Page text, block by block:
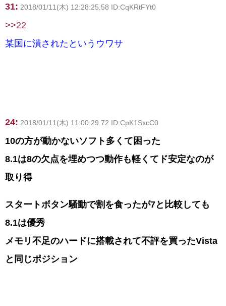
31: 2018/01/11(木) 12:28:25.58 ID:CqKRtFYt0
>>22
某国に潰されたというウワサ
24: 2018/01/11(木) 11:00:29.72 ID:CpK1SxcC0
10の方が動かないソフト多くて困った
8.1は8の欠点を埋めつつ動作も軽くてド安定なのが
取り得
スタートボタン騒動で割を食ったが7と比較しても
8.1は優秀
メモリ不足のハードに搭載されて不評を買ったVista
と同じポジション